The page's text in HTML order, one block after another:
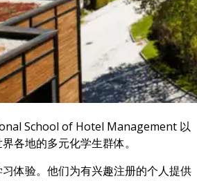
School of Hotel Management 以
各地的多元化学生群体。
体验。他们为有兴趣注册的个人提供